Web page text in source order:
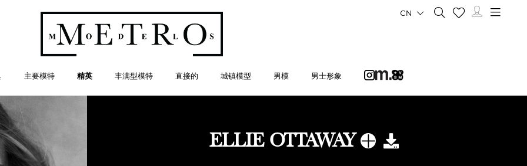
主要模特 精英 丰满型模特 直接的 城镇模型 男模 男士形象
CN
ELLIE OTTAWAY